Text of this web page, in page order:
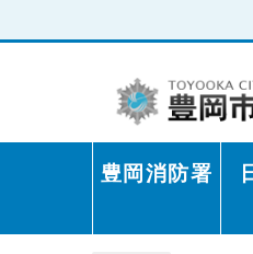
豊岡消防署